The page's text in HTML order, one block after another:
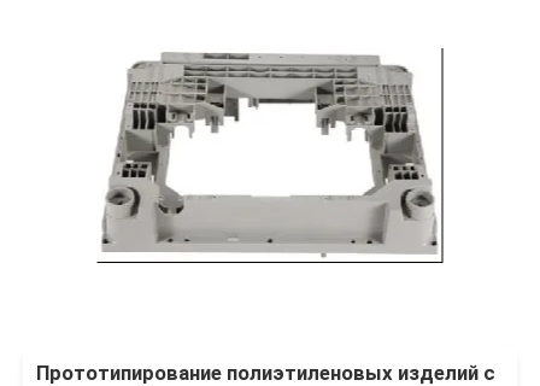
Прототипирование полиэтиленовых изделий с